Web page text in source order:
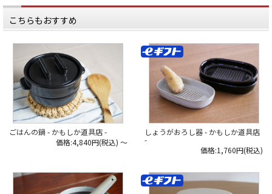
た。
プレゼント！
▽友だち登録はコチラから▽
@iimonoya
▶︎詳細は、商品画像のタグからご覧
いただけます。
▶︎その他お買い物はプロフィールリ
ンクからどうぞ。
#日本いいもの屋 #丁寧な暮らし #通
販サイト #ECサイト #雑貨店 #オンラ
インショップ #伝統工芸 #贈り物 #引
き出物 #ギフト #日本製
#蚊遣り豚 #かもしか道具店
こちらもおすすめ
ごはんの鍋 - かもしか道具店 -
価格:4,840円(税込) ～
しょうがおろし器 - かもしか道具店
-
価格:1,760円(税込)